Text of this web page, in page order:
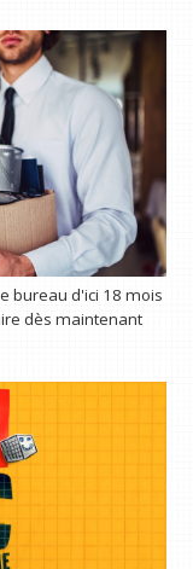
bureau d'ici 18 mois
dès maintenant